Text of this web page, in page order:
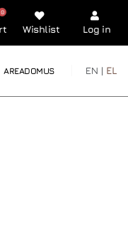
0
Wishlist Log in
AREADOMUS EN | EL